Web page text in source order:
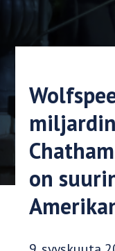
on
Julkaisupäivä: